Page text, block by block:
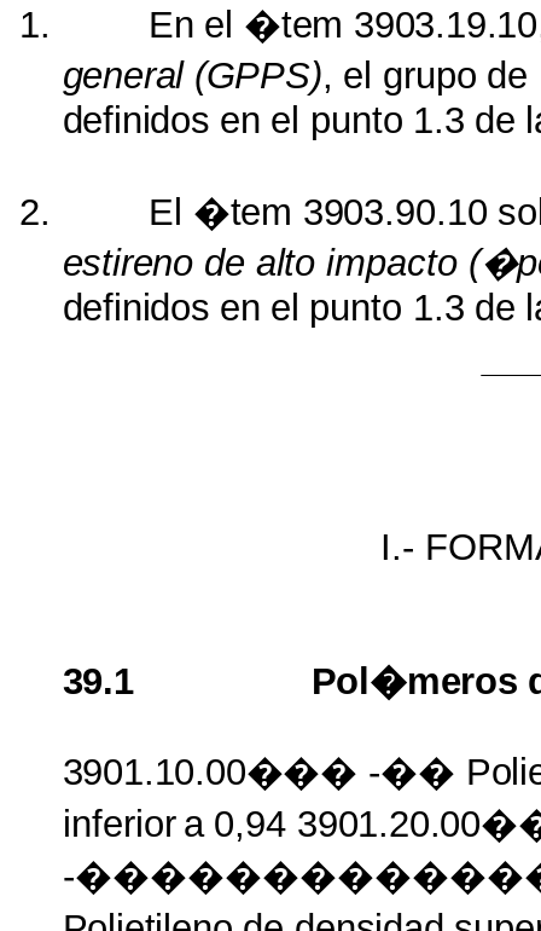
1. En el �tem
general (GPPS), el grupo de
definidos en el punto 1.3 de
2. El �tem 3903.90.10
estireno de alto impacto
definidos en el punto 1.3 de
I.-
39.1 Pol�meros
3901.10.00��� -��
inferior a 0,94
-